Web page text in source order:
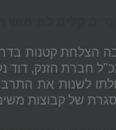
הצלחת קטנות
חברת הזנק, דוד
לשנות את
של קבוצות משימה של